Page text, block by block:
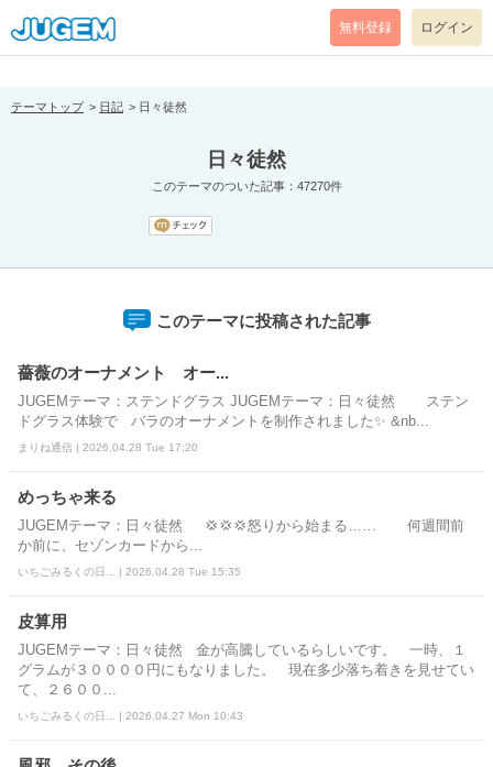
[pear_error: message="Success" code=0 mode=return level=notice
prefix="" info=""]
無料登録 ログイン
テーマトップ 日記 日々徒然
日々徒然
このテーマのついた記事：47270件
このテーマに投稿された記事
薔薇のオーナメント オー...
JUGEMテーマ：ステンドグラス JUGEMテーマ：日々徒然 ステン
ドグラス体験で バラのオーナメントを制作されました✨ &nb...
まりね通信 | 2026.04.28 Tue 17:20
めっちゃ来る
JUGEMテーマ：日々徒然 💢💢💢怒りから始まる…… 何週間前
か前に、セゾンカードから...
いちごみるくの日... | 2026.04.28 Tue 15:35
皮算用
JUGEMテーマ：日々徒然 金が高騰しているらしいです。 一時、１
グラムが３００００円にもなりました。 現在多少落ち着きを見せてい
て、２６００...
いちごみるくの日... | 2026.04.27 Mon 10:43